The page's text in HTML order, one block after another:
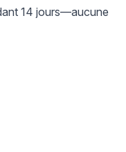
14 jours—aucune